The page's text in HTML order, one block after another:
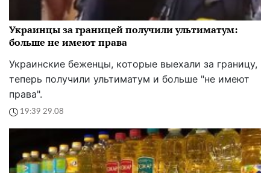
Украинцы за границей получили ультиматум:
больше не имеют права
Украинские беженцы, которые выехали за границу,
теперь получили ультиматум и больше "не имеют
права".
19:39 29.08